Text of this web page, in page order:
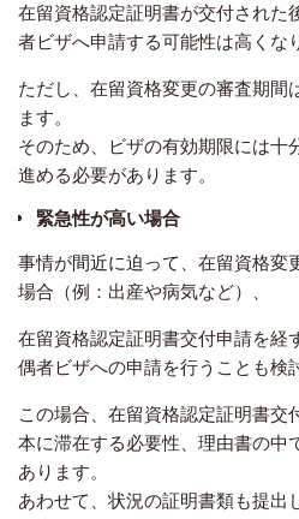
在留資格認定証明書が交付された
者ビザへ申請する可能性は高くな
ただし、在留資格変更の審査期間
ます。
そのため、ビザの有効期限には十
進める必要があります。
緊急性が高い場合
事情が間近に迫って
、在留資格
場合（例：出産や病気など）、
在留資格認定証明書交付申請を経
偶者ビザへの申請を行うことも検
この場合、在留資格認定証明書交
本に滞在する必要性、理由書の中
あります。
あわせて、状況の証明書類も提出